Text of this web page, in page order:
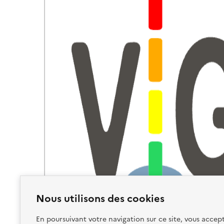
Nous utilisons des cookies
En poursuivant votre navigation sur ce site, vous